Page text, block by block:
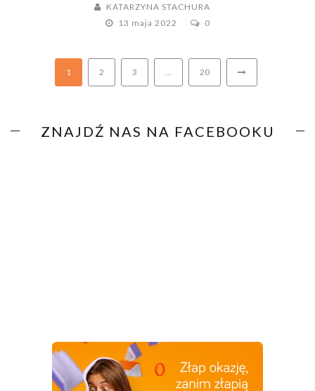
KATARZYNA STACHURA
13 maja 2022
0
1 2 3 20
ZNAJDŹ NAS NA FACEBOOKU